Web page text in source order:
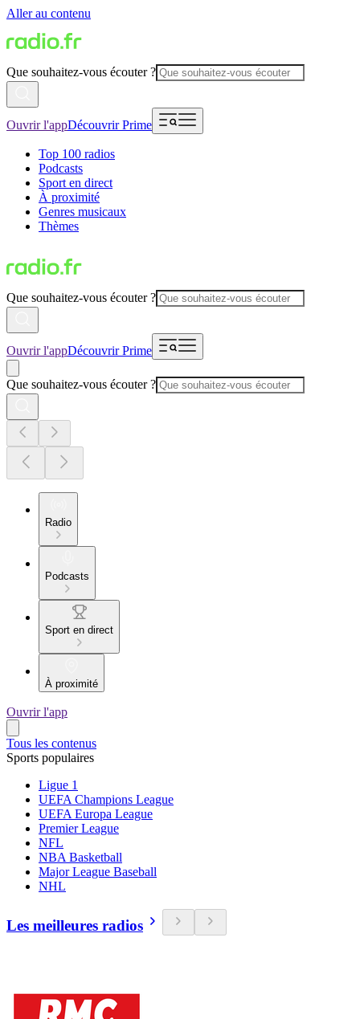
Aller au contenu
Que souhaitez-vous écouter ?
Ouvrir l'appDécouvrir Prime
Top 100 radios
Podcasts
Sport en direct
À proximité
Genres musicaux
Thèmes
Que souhaitez-vous écouter ?
Ouvrir l'appDécouvrir Prime
Que souhaitez-vous écouter ?
Radio
Podcasts
Sport en direct
À proximité
Ouvrir l'app
Tous les contenus
Sports populaires
Ligue 1
UEFA Champions League
UEFA Europa League
Premier League
NFL
NBA Basketball
Major League Baseball
NHL
Les meilleures radios